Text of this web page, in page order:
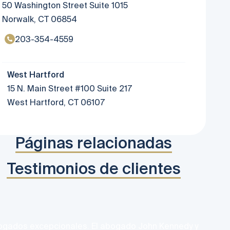
50 Washington Street Suite 1015
Norwalk, CT 06854
203-354-4559
West Hartford
15 N. Main Street #100 Suite 217
West Hartford, CT 06107
Páginas relacionadas
Testimonios de clientes